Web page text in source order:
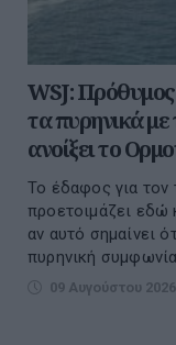
WSJ:
τα πυρηνικά
ανοίξει το
Το έδαφος για τον
προετοιμάζει εδώ
αν αυτό σημαίνει
πυρηνική
09 Αυγούστου 2026